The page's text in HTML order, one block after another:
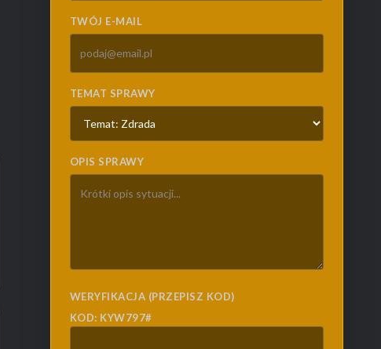
TWÓJ E-MAIL
TEMAT SPRAWY
OPIS SPRAWY
WERYFIKACJA (PRZEPISZ KOD)
KOD: KYW797#